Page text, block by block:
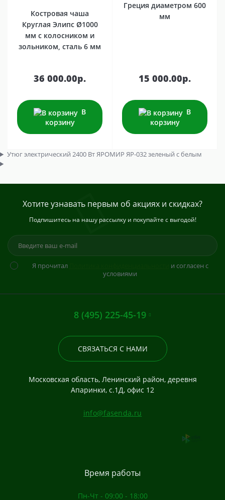
Костровая чаша
Круглая Элипс Ø1000
мм с колосником и
зольником, сталь 6 мм
36 000.00р.
В
корзину
Греция диаметром 600
мм
15 000.00р.
В
корзину
Утюг электрический 2400 Вт ЯРОМИР ЯР-032 зеленый с белым
Хотите узнавать первым об акциях и скидках?
Подпишитесь на нашу рассылку и покупайте с выгодой!
Я прочитал
и согласен с
условиями
8 (495) 225-45-19
СВЯЗАТЬСЯ С НАМИ
Московская область, Ленинский район, деревня
Апаринки, с.1Д, офис 12
info@fasenda.ru
Время работы
Пн-Чт - 09:00 - 18:00